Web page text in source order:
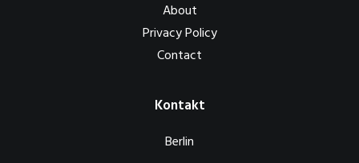
About
Privacy Policy
Contact
Kontakt
Berlin